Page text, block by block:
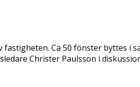
Ca 50 fönster byttes i
Christer Paulsson i